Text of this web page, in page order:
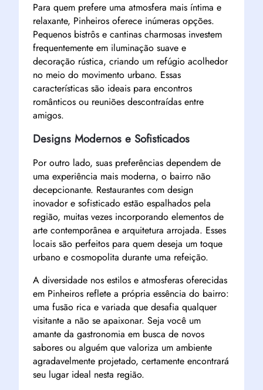
Para quem prefere uma atmosfera mais íntima e
relaxante, Pinheiros oferece inúmeras opções.
Pequenos bistrôs e cantinas charmosas investem
frequentemente em iluminação suave e
decoração rústica, criando um refúgio acolhedor
no meio do movimento urbano. Essas
características são ideais para encontros
românticos ou reuniões descontraídas entre
amigos.
Designs Modernos e Sofisticados
Por outro lado, suas preferências dependem de
uma experiência mais moderna, o bairro não
decepcionante. Restaurantes com design
inovador e sofisticado estão espalhados pela
região, muitas vezes incorporando elementos de
arte contemporânea e arquitetura arrojada. Esses
locais são perfeitos para quem deseja um toque
urbano e cosmopolita durante uma refeição.
A diversidade nos estilos e atmosferas oferecidas
em Pinheiros reflete a própria essência do bairro:
uma fusão rica e variada que desafia qualquer
visitante a não se apaixonar. Seja você um
amante da gastronomia em busca de novos
sabores ou alguém que valoriza um ambiente
agradavelmente projetado, certamente encontrará
seu lugar ideal nesta região.